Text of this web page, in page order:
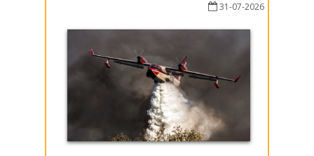
31-07-2026